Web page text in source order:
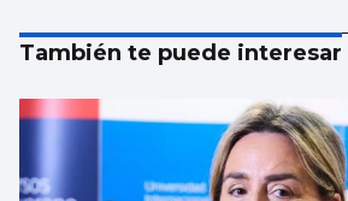
También te puede interesar